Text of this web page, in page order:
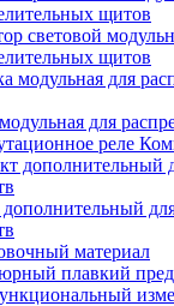
световой
щитов
для
дополнительный
материал
плавкий